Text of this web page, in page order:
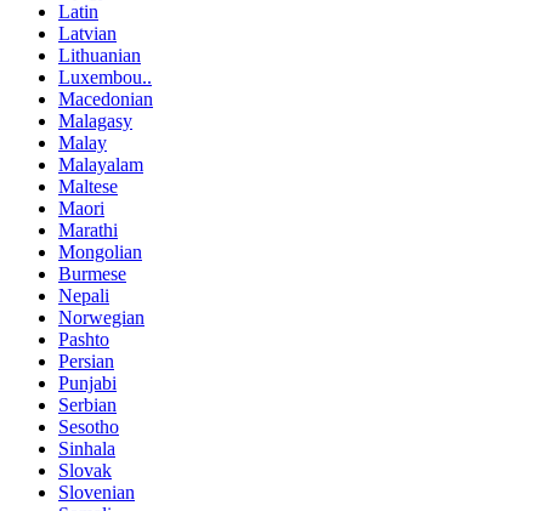
Latin
Latvian
Lithuanian
Luxembou..
Macedonian
Malagasy
Malay
Malayalam
Maltese
Maori
Marathi
Mongolian
Burmese
Nepali
Norwegian
Pashto
Persian
Punjabi
Serbian
Sesotho
Sinhala
Slovak
Slovenian